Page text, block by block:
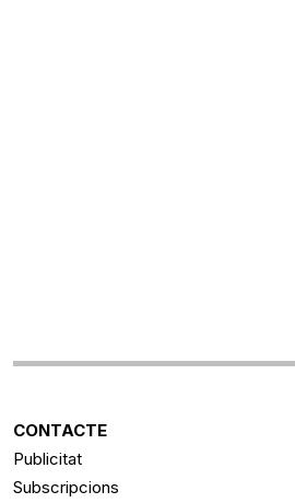
CONTACTE
Publicitat
Subscripcions